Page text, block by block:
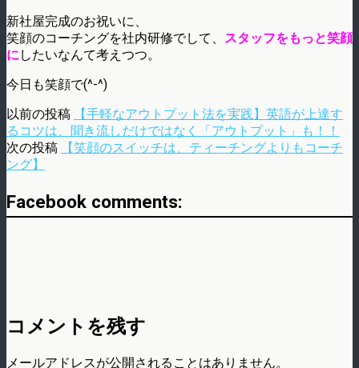
新社屋完成のお祝いに、
笑顔のコーチングを社内研修でして、 スタッフをもっと笑顔
に したいなんて考えつつ。
今日も笑顔で(^-^)
以前の投稿
【手軽なアウトプット法を実践】英語が上達す
るコツは、聞き流しだけではなく「アウトプット」も！！
次の投稿
【笑顔のスイッチは、ティーチングよりもコーチ
ング】
Facebook comments:
コメントを残す
メールアドレスが公開されることはありません。